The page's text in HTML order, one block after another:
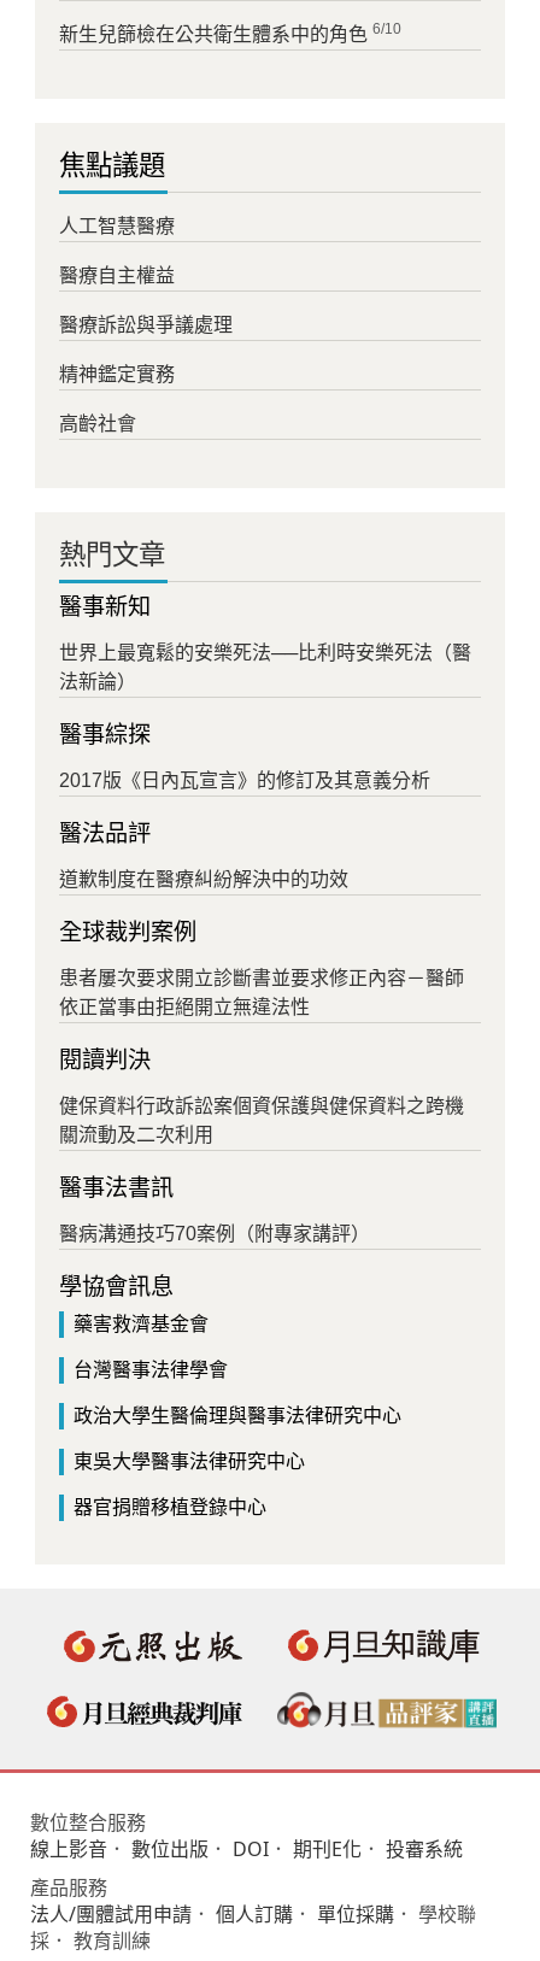
新生兒篩檢在公共衛生體系中的角色 6/10
焦點議題
人工智慧醫療
醫療自主權益
醫療訴訟與爭議處理
精神鑑定實務
高齡社會
熱門文章
醫事新知
世界上最寬鬆的安樂死法──比利時安樂死法（醫
法新論）
醫事綜探
2017版《日內瓦宣言》的修訂及其意義分析
醫法品評
道歉制度在醫療糾紛解決中的功效
全球裁判案例
患者屢次要求開立診斷書並要求修正內容－醫師
依正當事由拒絕開立無違法性
閱讀判決
健保資料行政訴訟案個資保護與健保資料之跨機
關流動及二次利用
醫事法書訊
醫病溝通技巧70案例（附專家講評）
學協會訊息
藥害救濟基金會
台灣醫事法律學會
政治大學生醫倫理與醫事法律研究中心
東吳大學醫事法律研究中心
器官捐贈移植登錄中心
數位整合服務
線上影音 ． 數位出版 ． DOI ． 期刊E化 ． 投審系統
產品服務
法人/團體試用申請 ． 個人訂購 ． 單位採購 ． 學校聯
採． 教育訓練